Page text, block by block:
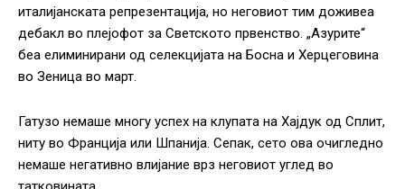
италијанската репрезентација, но неговиот тим доживеа
дебакл во плејофот за Светското првенство. „Азурите“
беа елиминирани од селекцијата на Босна и Херцеговина
во Зеница во март.
Гатузо немаше многу успех на клупата на Хајдук од Сплит,
ниту во Франција или Шпанија. Сепак, сето ова очигледно
немаше негативно влијание врз неговиот углед во